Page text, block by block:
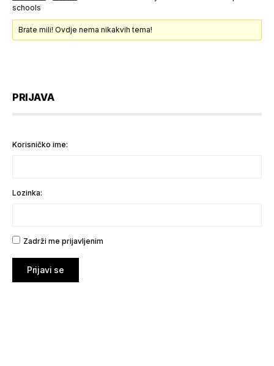
schools
Brate mili! Ovdje nema nikakvih tema!
PRIJAVA
Korisničko ime:
Lozinka:
Zadrži me prijavljenim
Prijavi se